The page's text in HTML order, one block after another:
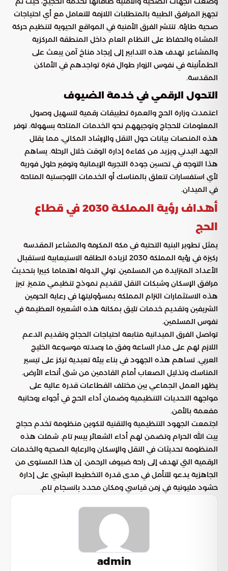
تجهيز المرافق الطبية بالمتطلبات اللازمة للتعامل مع أي احتياجات
صحية طارئة. تنتشر الفرق الأمنية في المواقع الحيوية لتنظيم حركة
المشاة والحفاظ على النظام العام داخل المنطقة المركزية
والمشاعر. تهدف هذه التدابير إلى إيجاد مناخ آمن يبعث على
الطمأنينة في نفوس الزوار طوال فترة تواجدهم في الأماكن
المقدسة.
التحول الرقمي في خدمة الضيوف
اعتمدت وزارة الحج والعمرة تطبيقات رقمية لتسهيل وصول
المعلومات للحجاج وتوجيههم نحو الخدمات المتاحة بسهولة. توفر
هذه المنصات بيانات حول النقل والإرشاد المكاني، مما يقلل
الجهد البدني ويزيد من كفاءة إدارة الوقت خلال الرحلة. يساهم
هذا التوجه في تحسين جودة التجربة الإيمانية وتوفير حلول فورية
لأي استفسارات تتعلق بالمناسك أو الخدمات اللوجستية المتاحة
في الميدان.
أهداف رؤية المملكة 2030 في قطاع
الحج
يمثل تطوير البنية التحتية في مكة المكرمة والمشاعر المقدسة
ركيزة في رؤية المملكة 2030 لزيادة الطاقة الاستيعابية لاستقبال
الأعداد المتزايدة من المسلمين. تولي الدولة اهتماما كبيرا بتحديث
مرافق الإسكان وشبكات النقل لتقديم نموذج تنظيمي متميز. تبرز
هذه الاستثمارات التزام المملكة بمسؤوليتها في رعاية الحرمين
الشريفين وتقديم خدمات تليق بمكانة هذه الشعيرة العظيمة في
نفوس المسلمين.
تواصل الفرق الميدانية متابعة احتياجات الحجاج وتقديم الدعم
اللازم لهم على مدار الساعة وفق ما رصدته موسوعة الخليج
العربي. تساهم هذه الجهود في بناء بيئة تعبدية تركز على تيسير
المناسك وتذليل الصعاب أمام القادمين من شتى أنحاء الأرض.
يظهر العمل الجماعي بين مختلف القطاعات قدرة عالية على
مواجهة التحديات التنظيمية وضمان أداء الحج في أجواء روحانية
مفعمة بالأمن.
اجتمعت الجهود التنظيمية والتقنية لتكوين منظومة تخدم حجاج
بيت الله الحرام وتضمن لهم أداء الشعائر بيسر تام. شملت هذه
المنظومة تحديثات في النقل والإسكان والرعاية الصحية والخدمات
الرقمية التي تهدف إلى راحة ضيوف الرحمن. إن هذا المستوى من
الجاهزية يدعو للتأمل في مدى قدرة التخطيط البشري على إدارة
حشود مليونية في زمن قياسي ومكان محدد بانسجام تام.
admin